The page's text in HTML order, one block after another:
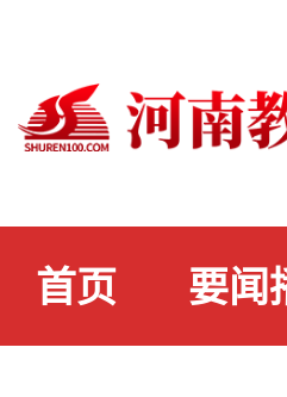
首页 要闻